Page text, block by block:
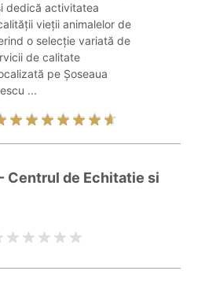
dedică activitatea
vieții animalelor de
o selecție variată de
de calitate
pe Șoseaua
...
Centrul de Echitatie si